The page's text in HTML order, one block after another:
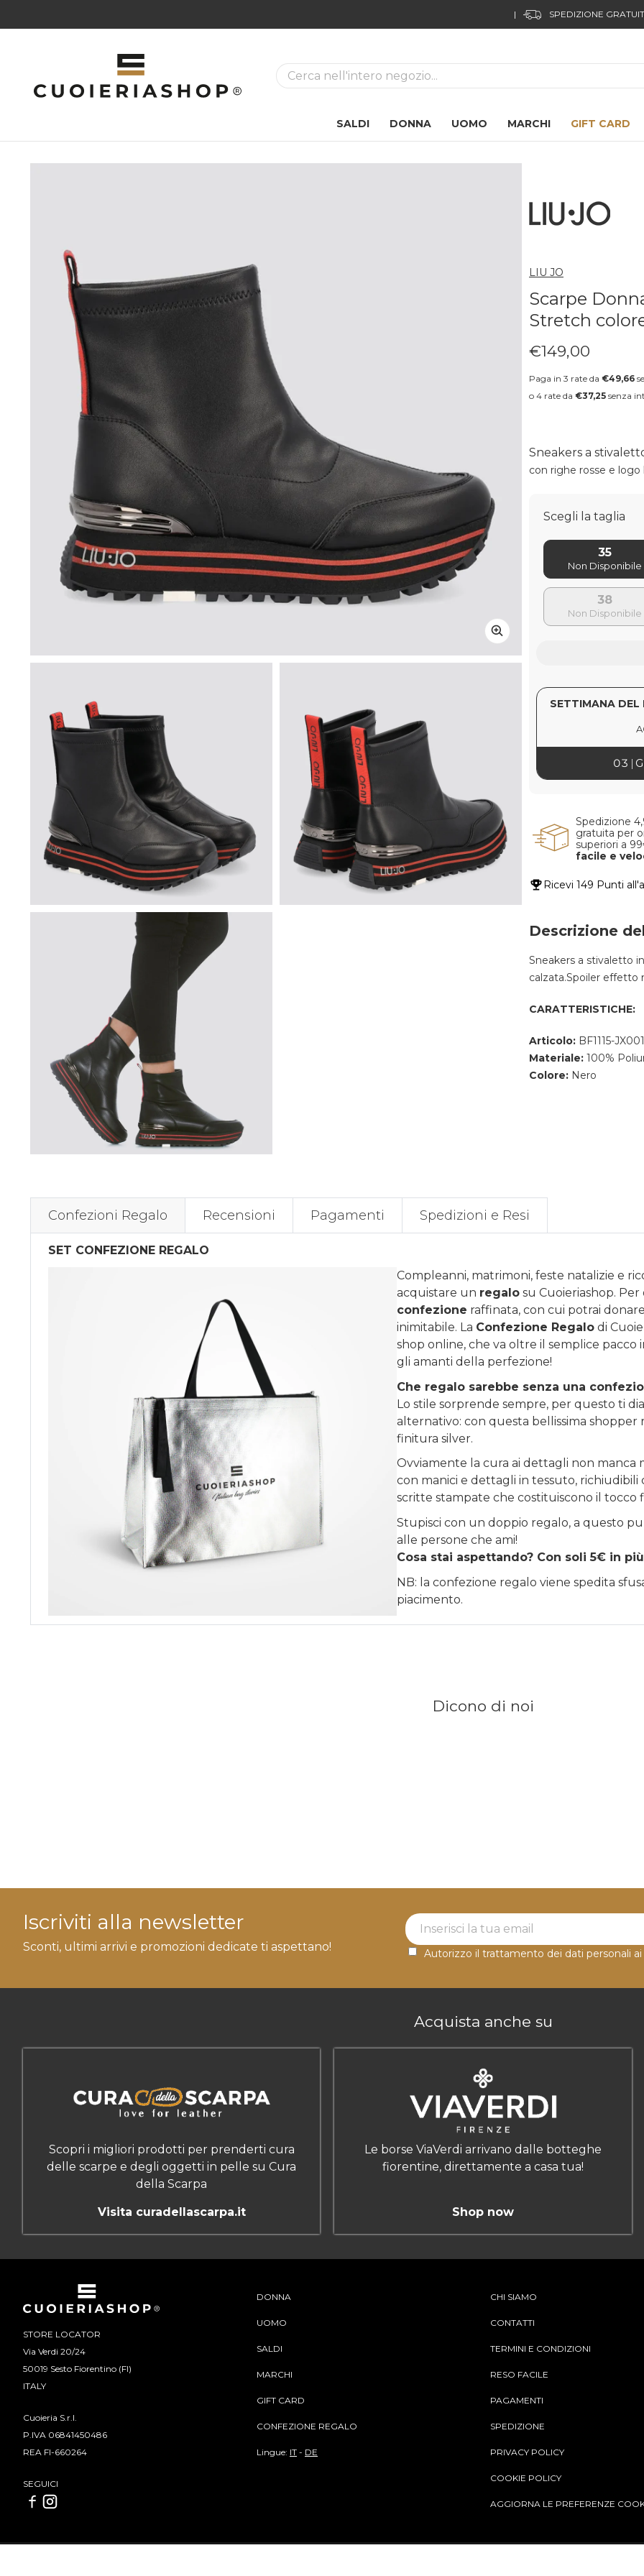
La ricerca
SALDI DONNA UOMO MARCHI GIFT CARD
SUI PRODOTTI
LIU JO
Scarpe
Stretch
Prezzo regolare
€149,00
Paga in 3 rate da €49,66
o 4 rate da €37,25 senza
Sneakers a
con righe rosse e logo
Scegli la taglia
35
38
SETTIMANA
03
Spedizione
gratuita per
superiori a
facile e
Ricevi 149 Punti
Descrizione
Sneakers a stivaletto
calzata.Spoiler effetto
CARATTERISTICHE:
Articolo: BF1115-
Materiale: 100%
Colore: Nero
Confezioni Regalo Recensioni Pagamenti Spedizioni e Resi
SET CONFEZIONE REGALO
Compleanni, matrimoni, feste natalizie e
acquistare un regalo su Cuoieriashop.
confezione raffinata, con cui potrai
inimitabile. La Confezione Regalo di
shop online, che va oltre il semplice
gli amanti della perfezione!
Che regalo sarebbe senza una
Lo stile sorprende sempre, per questo ti
alternativo: con questa bellissima
finitura silver.
Ovviamente la cura ai dettagli non manca
con manici e dettagli in tessuto,
scritte stampate che costituiscono il tocco
Stupisci con un doppio regalo, a questo
alle persone che ami!
Cosa stai aspettando? Con soli 5€ in
NB: la confezione regalo viene spedita
piacimento.
Dicono di noi
Iscriviti alla newsletter
Sconti, ultimi arrivi e promozioni dedicate ti aspettano!
Newsletter Label
Autorizzo il trattamento dei dati personali ai
Acquista anche su
Scopri i migliori prodotti per prenderti cura
delle scarpe e degli oggetti in pelle su Cura
della Scarpa
Visita curadellascarpa.it
Le borse ViaVerdi arrivano dalle botteghe
fiorentine, direttamente a casa tua!
Shop now
STORE LOCATOR
Via Verdi 20/24
50019 Sesto Fiorentino (FI)
ITALY
Cuoieria S.r.l.
P.IVA 06841450486
REA FI-660264
SEGUICI
DONNA
UOMO
SALDI
MARCHI
GIFT CARD
CONFEZIONE REGALO
Lingue: IT - DE
CHI SIAMO
CONTATTI
TERMINI E CONDIZIONI
RESO FACILE
PAGAMENTI
SPEDIZIONE
PRIVACY POLICY
COOKIE POLICY
AGGIORNA LE PREFERENZE